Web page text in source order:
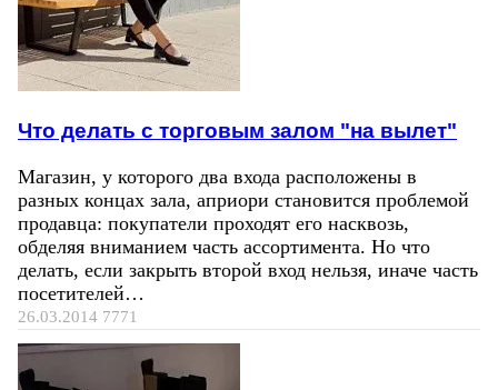
Что делать с торговым залом "на вылет"
Магазин, у которого два входа расположены в
разных концах зала, априори становится проблемой
продавца: покупатели проходят его насквозь,
обделяя вниманием часть ассортимента. Но что
делать, если закрыть второй вход нельзя, иначе часть
посетителей…
26.03.2014 7771